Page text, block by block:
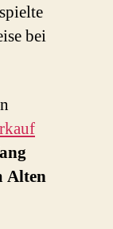
bei
Alten